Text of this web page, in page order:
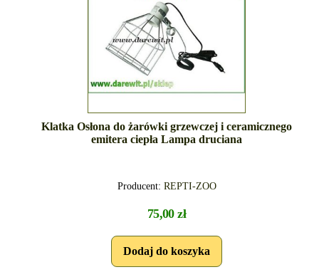
Klatka Osłona do żarówki grzewczej i ceramicznego
emitera ciepła Lampa druciana
Producent: REPTI-ZOO
75,00 zł